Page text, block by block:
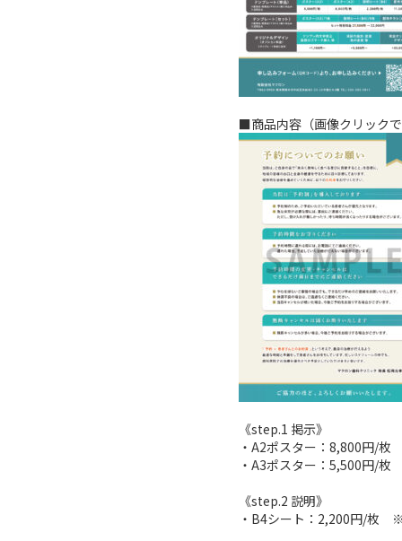
《step.1 掲示》
・A2ポスター：8,800円/枚
・A3ポスター：5,500円/枚
《step.2 説明》
・B4シート：2,200円/枚　